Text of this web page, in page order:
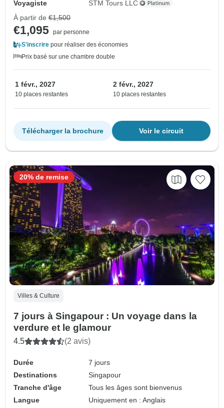
Voyagiste
STM Tours LLC
À partir de €1,500
€1,095 par personne
S'inscrire pour réaliser des économies
Prix basé sur une chambre double
1 févr., 2027
10 places restantes
2 févr., 2027
10 places restantes
Voir le circuit
Télécharger la brochure
Villes & Culture
7 jours à Singapour : Un voyage dans la
verdure et le glamour
4.5 (2 avis)
Durée
7 jours
Destinations
Singapour
Tranche d'âge
Tous les âges sont bienvenus
Langue
Uniquement en : Anglais
20% de remise